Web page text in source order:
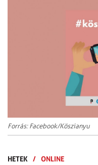
Forrás: Facebook/Köszianyu
HETEK / ONLINE